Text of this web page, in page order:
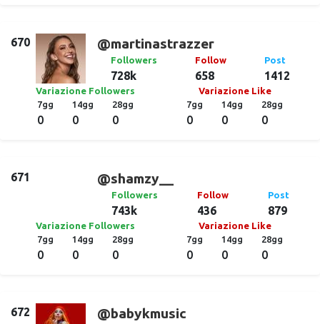
670 @martinastrazzer
Followers
728k
Follow
658
Post
1412
Variazione Followers
7gg
0
14gg
0
28gg
0
Variazione Like
7gg
0
14gg
0
28gg
0
671 @shamzy__
Followers
743k
Follow
436
Post
879
Variazione Followers
7gg
0
14gg
0
28gg
0
Variazione Like
7gg
0
14gg
0
28gg
0
672 @babykmusic